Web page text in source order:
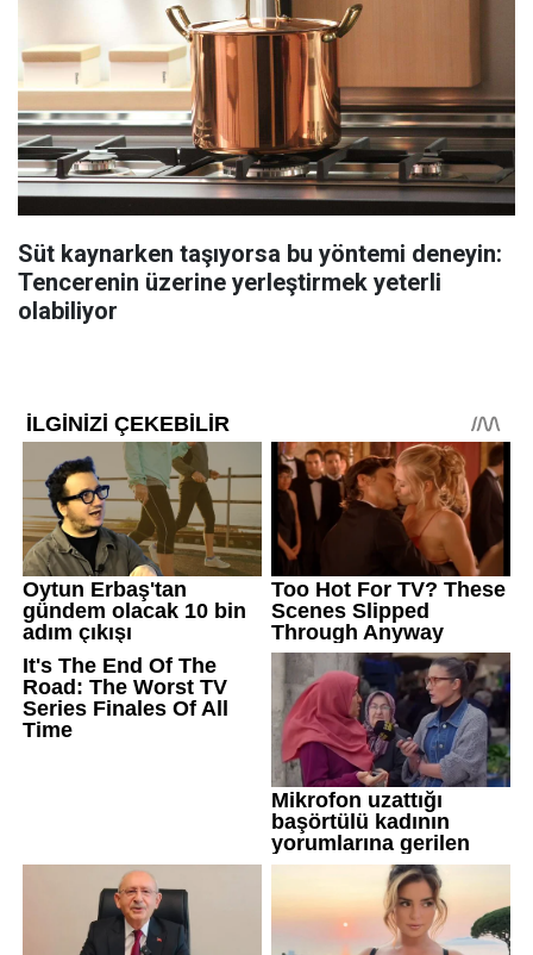
Süt kaynarken taşıyorsa bu yöntemi deneyin:
Tencerenin üzerine yerleştirmek yeterli
olabiliyor